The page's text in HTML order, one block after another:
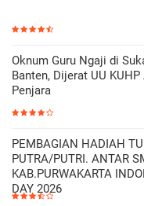
Oknum Guru Ngaji di
Banten, Dijerat UU
Penjara
PEMBAGIAN HADIAH
PUTRA/PUTRI. ANTAR
KAB.PURWAKARTA
DAY 2026